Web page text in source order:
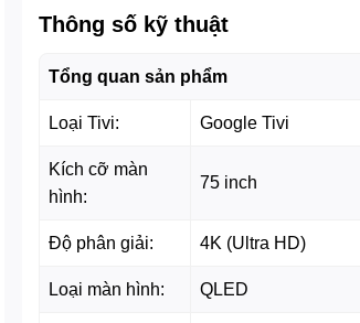
Thông số kỹ thuật
Tổng quan sản phẩm
Loại Tivi: Google Tivi
Kích cỡ màn
hình:
75 inch
Độ phân giải: 4K (Ultra HD)
Loại màn hình: QLED